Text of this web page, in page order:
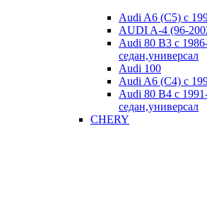
Audi A6 (C5) с
AUDI A-4 (96-
Audi 80 В3 с
седан,универсал
Audi 100
Audi A6 (C4) с
Audi 80 В4 с
седан,универсал
CHERY